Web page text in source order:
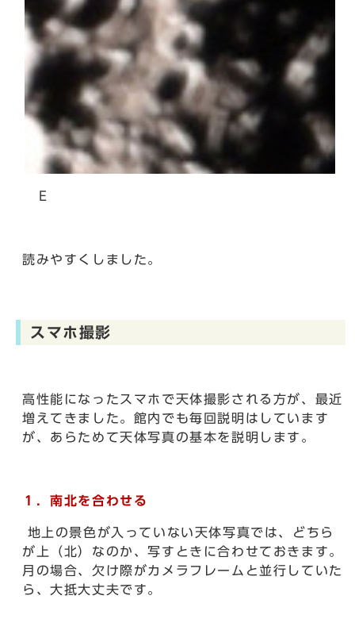
Ｅ
読みやすくしました。
スマホ撮影
高性能になったスマホで天体撮影される方が、最近
増えてきました。館内でも毎回説明はしています
が、あらためて天体写真の基本を説明します。
１．南北を合わせる
地上の景色が入っていない天体写真では、どちら
が上（北）なのか、写すときに合わせておきます。
月の場合、欠け際がカメラフレームと並行していた
ら、大抵大丈夫です。